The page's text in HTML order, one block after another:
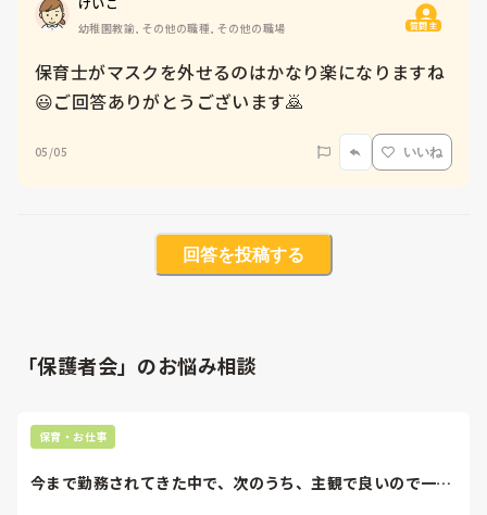
幼稚園教諭, その他の職種, その他の職場 質問主
保育士がマスクを外せるのはかなり楽になりますね
😃ご回答ありがとうございます🙇
05/05 いいね
回答を投稿する
「保護者会」のお悩み相談
保育・お仕事
今まで勤務されてきた中で、次のうち、主観で良いので一番